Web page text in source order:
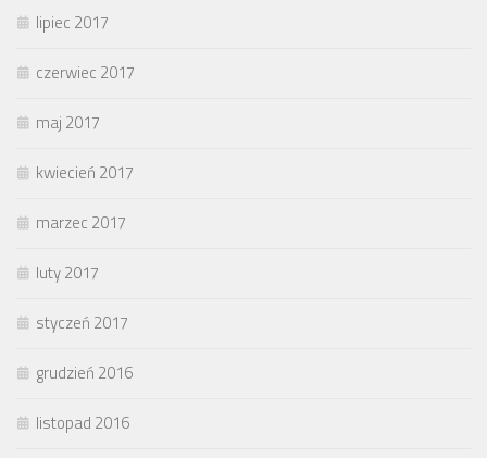
lipiec 2017
czerwiec 2017
maj 2017
kwiecień 2017
marzec 2017
luty 2017
styczeń 2017
grudzień 2016
listopad 2016